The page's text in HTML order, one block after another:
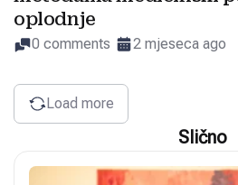
oplodnje
0 comments 2 mjeseca ago
Load more
Slično